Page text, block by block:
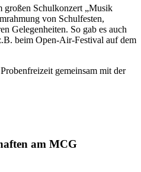
Schulkonzert „Musik
von Schulfesten,
Gelegenheiten. So gab es auch
beim Open-Air-Festival auf dem
gemeinsam mit der
am MCG